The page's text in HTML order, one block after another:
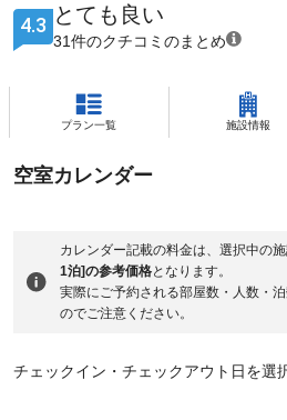
4.3 とても良い
31件のクチコミのまとめ
プラン一覧 施設情報
空室カレンダー
カレンダー記載の料金は、選択中の
1泊]の参考価格となります。
実際にご予約される部屋数・人数・
のでご注意ください。
チェックイン・チェックアウト日を選